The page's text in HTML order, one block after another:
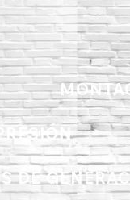
DE